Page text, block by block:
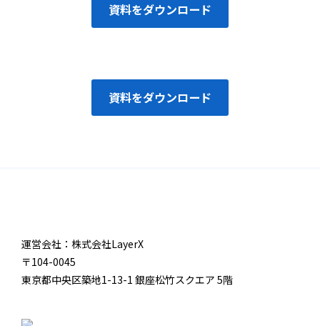
資料をダウンロード
資料をダウンロード
運営会社：株式会社LayerX
〒104-0045
東京都中央区築地1-13-1 銀座松竹スクエア 5階